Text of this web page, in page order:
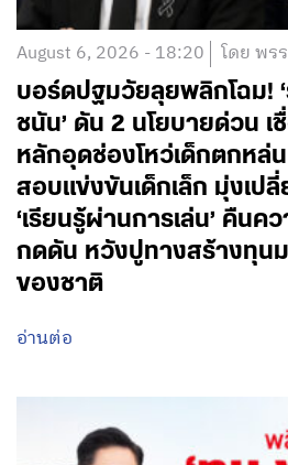
August 6, 2026 - 18:20 โดย พร
บอร์ดปฐมวัยลุยพลิกโฉม!
ชนัน’ ดัน 2 นโยบายด่วน เ
หลักอุดช่องโหว่เด็กตกหล่
สอบแข่งขันเด็กเล็ก มุ่งเปลี่
‘เรียนรู้ผ่านการเล่น’ คืนค
กดดัน หวังปูทางสร้างทุน
ของชาติ
อ่านต่อ